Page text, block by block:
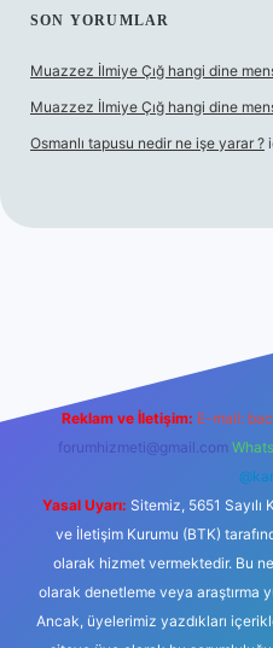
SON YORUMLAR
Muazzez İlmiye Çığ hangi dine
Muazzez İlmiye Çığ hangi dine
Osmanlı tapusu nedir ne işe yarar ?
Reklam ve İletişim: E-mail:
forumhizmeti@gmail.com
Yasal Uyarı: Sitemiz, 5651
ve İletişim Kurumu (BTK)
olarak hizmet vermektedir. Bu
olarak denetleme veya araştırma
Ancak, üyelerimiz yazdıkları